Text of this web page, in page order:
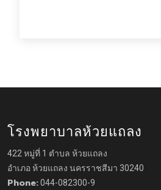
โรงพยาบาลห้วยแถลง
422 หมู่ที่ 1 ตำบล ห้วยแถลง
อำเภอ ห้วยแถลง นครราชสีมา 30240
Phone:044-082300-9